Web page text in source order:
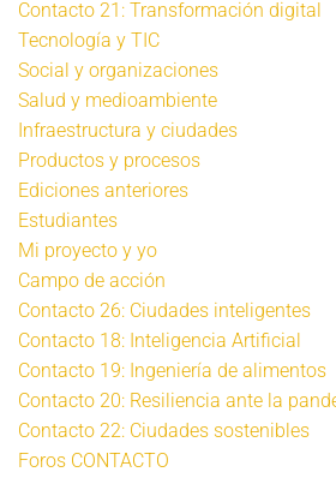
Contacto 21: Transformación digital
Tecnología y TIC
Social y organizaciones
Salud y medioambiente
Infraestructura y ciudades
Productos y procesos
Ediciones anteriores
Estudiantes
Mi proyecto y yo
Campo de acción
Contacto 26: Ciudades inteligentes
Contacto 18: Inteligencia Artificial
Contacto 19: Ingeniería de alimentos
Contacto 20: Resiliencia ante la
Contacto 22: Ciudades sostenibles
Foros CONTACTO